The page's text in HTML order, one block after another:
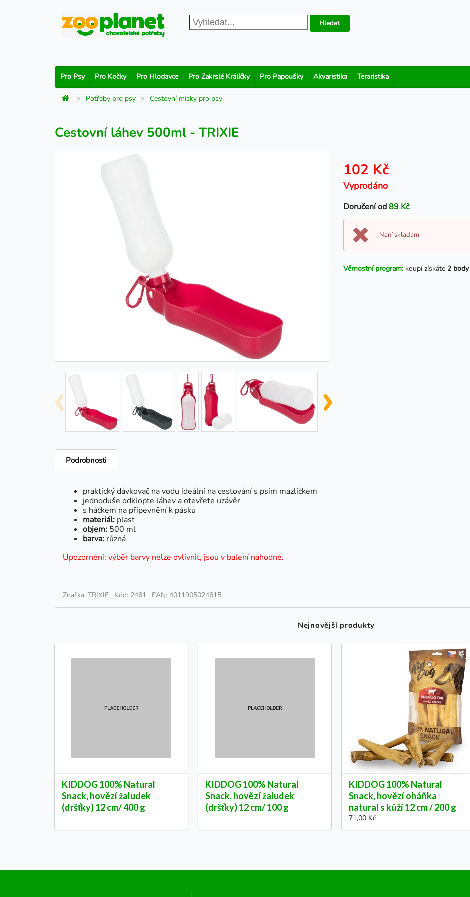
Hledat
Pro Psy Pro Kočky Pro Hlodavce Pro Zakrslé Králíčky Pro Papoušky Akvaristika Teraristika
Potřeby pro psy Cestovní misky pro psy
Cestovní láhev 500ml - TRIXIE
102 Kč
Vyprodáno
Doručení od89 Kč
Není skladam
Věrnostní program: koupí získáte 2 body
Podrobnosti
praktický dávkovač na vodu ideální na cestování s psím mazlíčkem
jednoduše odklopte láhev a otevřete uzávěr
s háčkem na připevnění k pásku
materiál:plast
objem:500 ml
barva:různá
Upozornění: výběr barvy nelze ovlivnit, jsou v balení náhodně.
Značka: TRIXIE Kód: 2461 EAN: 4011905024615
Nejnovější produkty
KIDDOG 100% Natural
Snack, hovězí žaludek
(dršťky) 12 cm/ 400 g
KIDDOG 100% Natural
Snack, hovězí žaludek
(dršťky) 12 cm/ 100 g
KIDDOG 100% Natural
Snack, hovězí oháňka
natural s kůží 12 cm / 200 g
71,00 Kč